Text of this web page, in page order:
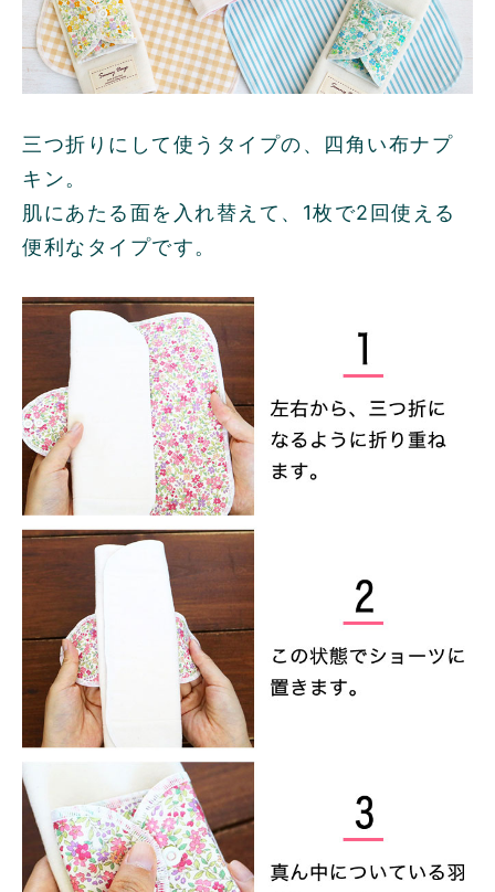
三つ折りにして使うタイプの、四角い布ナプ
キン。
肌にあたる面を入れ替えて、1枚で2回使える
便利なタイプです。